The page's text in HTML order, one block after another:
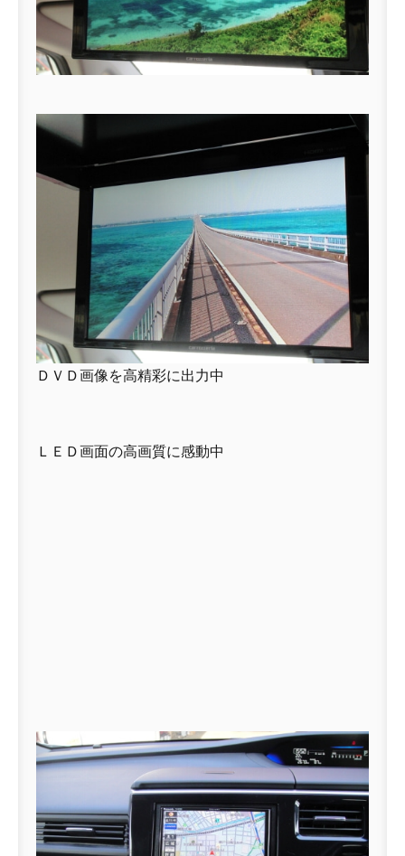
ＤＶＤ画像を高精彩に出力中
ＬＥＤ画面の高画質に感動中